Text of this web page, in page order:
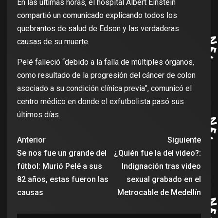
En las últimas horas, el hospital Albert Einstein
compartió un comunicado explicando todos los
quebrantos de salud de Edson y las verdaderas
causas de su muerte.
Pelé falleció “debido a la falla de múltiples órganos,
como resultado de la progresión del cáncer de colon
asociado a su condición clínica previa”, comunicó el
centro médico en donde el exfutbolista pasó sus
últimos días.
Anterior
Se nos fue un grande del
fútbol: Murió Pelé a sus
82 años, estas fueron las
causas
Siguiente
¿Quién fue la del video?:
Indignación tras video
sexual grabado en el
Metrocable de Medellín